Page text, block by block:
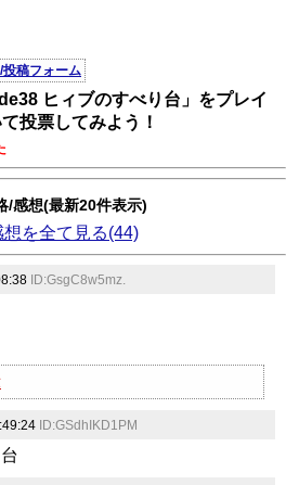
投稿フォーム
ヒィブのすべり台」をプレイ
投票してみよう！
/感想(最新20件表示)
想を全て見る(44)
ID:GsgC8w5mz.
ID:GSdhIKD1PM